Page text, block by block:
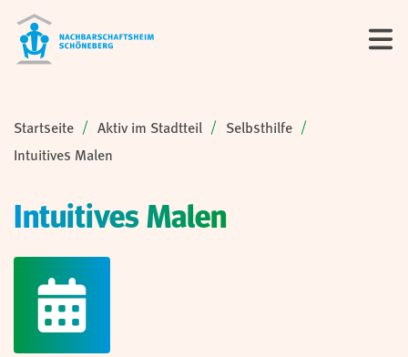
Sie sind hier:
Startseite Aktiv im Stadtteil
Selbsthilfe
Intuitives Malen
Intuitives Malen